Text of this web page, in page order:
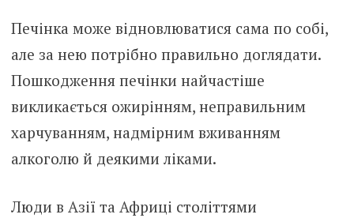
Печінка може відновлюватися сама по собі,
але за нею потрібно правильно доглядати.
Пошкодження печінки найчастіше
викликається ожирінням, неправильним
харчуванням, надмірним вживанням
алкоголю й деякими ліками.
Люди в Азії та Африці століттями